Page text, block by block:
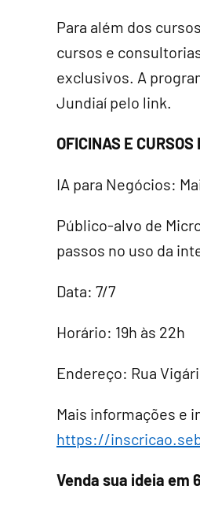
Para além dos
cursos e
exclusivos. A
Jundiaí pelo link.
OFICINAS E
IA para Negócios:
Público-alvo de
passos no uso da
Data: 7/7
Horário: 19h às 22h
Endereço: Rua
Mais informações e
https://
Venda sua ideia em